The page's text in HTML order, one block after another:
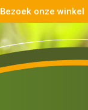
Bezoek onze winkel